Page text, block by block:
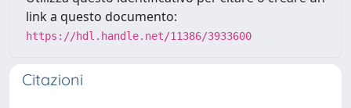
link a questo documento:
https://hdl.handle.net/11386/3933600
Citazioni